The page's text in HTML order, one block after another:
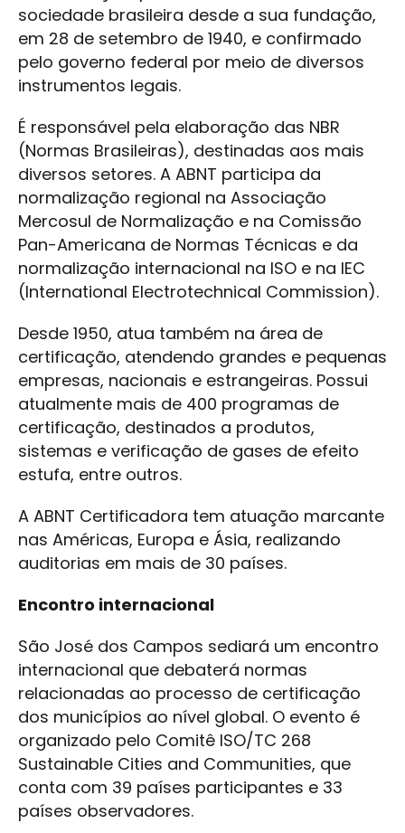
sociedade brasileira desde a sua fundação,
em 28 de setembro de 1940, e confirmado
pelo governo federal por meio de diversos
instrumentos legais.
É responsável pela elaboração das NBR
(Normas Brasileiras), destinadas aos mais
diversos setores. A ABNT participa da
normalização regional na Associação
Mercosul de Normalização e na Comissão
Pan-Americana de Normas Técnicas e da
normalização internacional na ISO e na IEC
(International Electrotechnical Commission).
Desde 1950, atua também na área de
certificação, atendendo grandes e pequenas
empresas, nacionais e estrangeiras. Possui
atualmente mais de 400 programas de
certificação, destinados a produtos,
sistemas e verificação de gases de efeito
estufa, entre outros.
A ABNT Certificadora tem atuação marcante
nas Américas, Europa e Ásia, realizando
auditorias em mais de 30 países.
Encontro internacional
São José dos Campos sediará um encontro
internacional que debaterá normas
relacionadas ao processo de certificação
dos municípios ao nível global. O evento é
organizado pelo Comitê ISO/TC 268
Sustainable Cities and Communities, que
conta com 39 países participantes e 33
países observadores.